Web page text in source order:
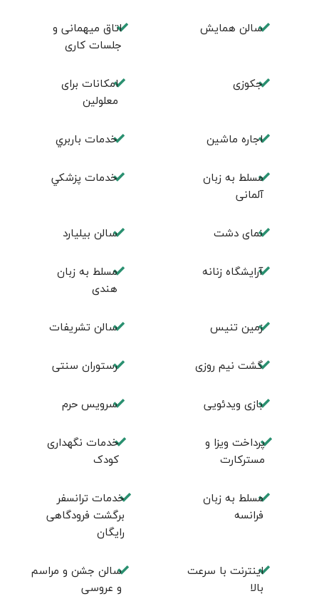
سالن همايش
اتاق ميهمانی و
جلسات كاری
جكوزی
امكانات برای
معلولين
اجاره ماشين خدمات باربري
مسلط به زبان
آلمانی
خدمات پزشكي
نمای دشت سالن بيليارد
آرايشگاه زنانه
مسلط به زبان
هندی
زمين تنيس سالن تشريفات
گشت نیم روزی رستوران سنتی
بازی ویدئویی سرویس حرم
پرداخت ویزا و
مسترکارت
خدمات نگهداری
کودک
مسلط به زبان
فرانسه
خدمات ترانسفر
برگشت فرودگاهی
رایگان
اینترنت با سرعت
بالا
سالن جشن و مراسم
و عروسی